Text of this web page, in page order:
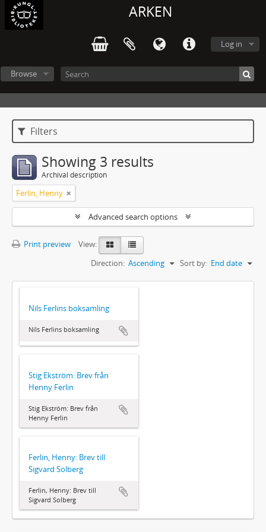
ARKEN
Log in
Browse
Filters
Showing 3 results
Archival description
Ferlin, Henny
Advanced search options
Print preview
View:
Sort by: End date
Direction: Ascending
Nils Ferlins boksamling
Nils Ferlins boksamling
Stig Ekström: Brev från
Henny Ferlin
Stig Ekström: Brev från
Henny Ferlin
Ferlin, Henny: Brev till
Sigvard Solberg
Ferlin, Henny: Brev till
Sigvard Solberg